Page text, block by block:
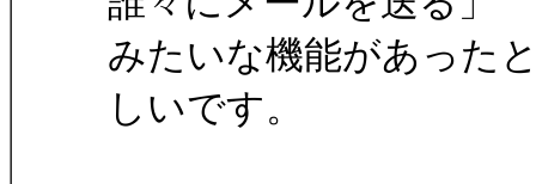
みたいな機能があった
しいです。